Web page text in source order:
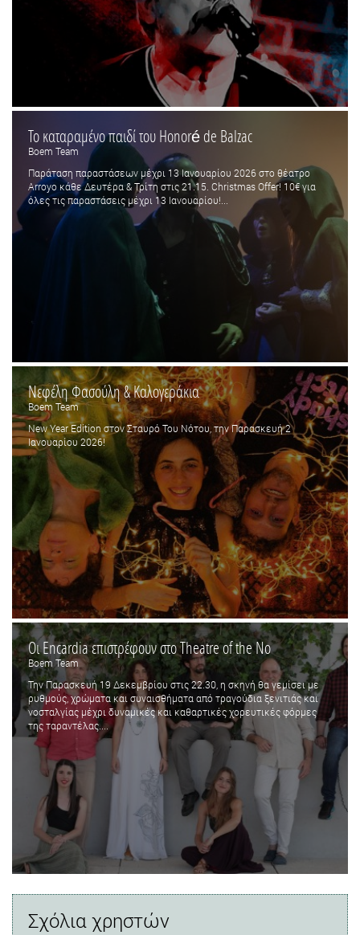
Το καταραμένο παιδί του Honoré de Balzac
Boem Team
Παράταση παραστάσεων μέχρι 13 Ιανουαρίου 2026 στο θέατρο
Arroyo κάθε Δευτέρα & Τρίτη στις 21.15. Christmas Offer! 10€ για
όλες τις παραστάσεις μέχρι 13 Ιανουαρίου!...
Νεφέλη Φασούλη & Καλογεράκια
Boem Team
New Year Edition στον Σταυρό Του Νότου, την Παρασκευή 2
Ιανουαρίου 2026!
Οι Encardia επιστρέφουν στο Theatre of the No
Boem Team
Την Παρασκευή 19 Δεκεμβρίου στις 22.30, η σκηνή θα γεμίσει με
ρυθμούς, χρώματα και συναισθήματα από τραγούδια ξενιτιάς και
νοσταλγίας μέχρι δυναμικές και καθαρτικές χορευτικές φόρμες
της ταραντέλας....
Σχόλια χρηστών